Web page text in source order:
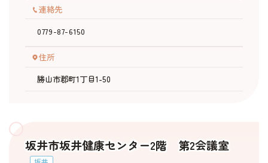
その他
ふくい婚活サポートセンターについて
連絡先
0779-87-6150
住所
勝山市郡町1丁目1-50
坂井市坂井健康センター2階 第2会議室